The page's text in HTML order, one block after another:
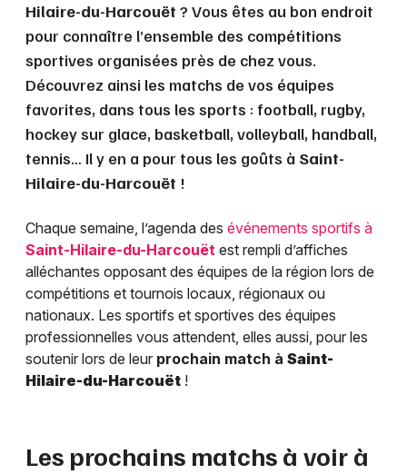
Hilaire-du-Harcouët ? Vous êtes au bon endroit
pour connaître l’ensemble des compétitions
sportives organisées près de chez vous.
Découvrez ainsi les matchs de vos équipes
favorites, dans tous les sports : football, rugby,
hockey sur glace, basketball, volleyball, handball,
tennis… Il y en a pour tous les goûts à Saint-
Hilaire-du-Harcouët !
Chaque semaine, l’agenda des événements sportifs à
Saint-Hilaire-du-Harcouët est rempli d’affiches
alléchantes opposant des équipes de la région lors de
compétitions et tournois locaux, régionaux ou
nationaux. Les sportifs et sportives des équipes
professionnelles vous attendent, elles aussi, pour les
soutenir lors de leur prochain match à Saint-
Hilaire-du-Harcouët !
Les prochains matchs à voir à